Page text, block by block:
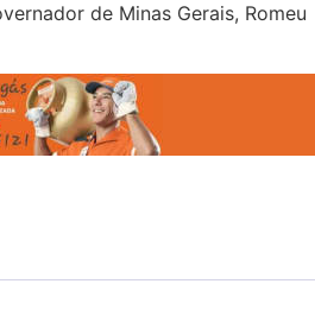
de Minas Gerais, Romeu